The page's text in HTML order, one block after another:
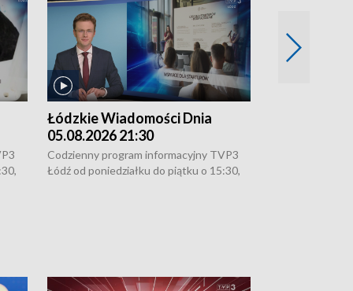
Łódzkie Wiadomości Dnia
05.08.2026 21:30
Codzienny program informacyjny TVP3
Łódź od poniedziałku do piątku o 15:30,